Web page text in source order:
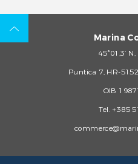
Marina
45°01,3’ N,
Puntica 7, HR-
OIB
Tel. +385